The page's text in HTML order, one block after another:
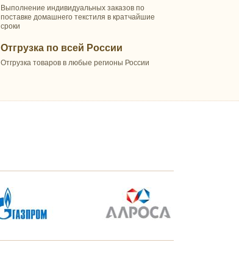
Выполнение индивидуальных заказов по
поставке домашнего текстиля в кратчайшие
сроки
Отгрузка по всей России
Отгрузка товаров в любые регионы России